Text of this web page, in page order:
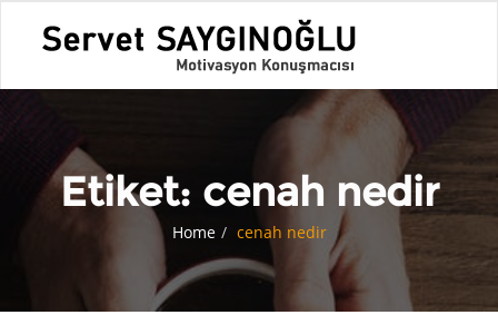
Etiket: cenah nedir
Home cenah nedir